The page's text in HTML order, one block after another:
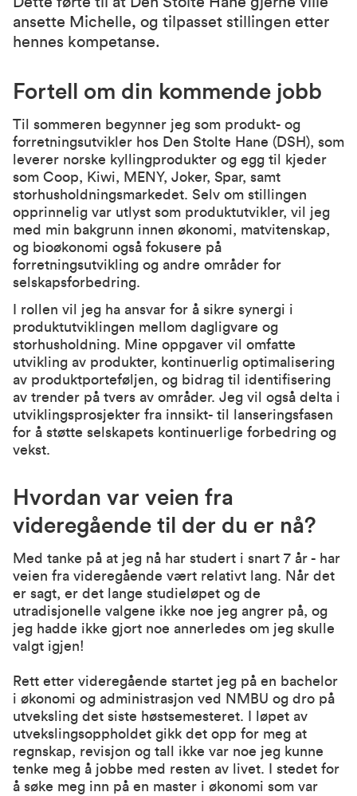
ansette Michelle, og tilpasset stillingen etter
hennes kompetanse.
Fortell om din kommende jobb
Til sommeren begynner jeg som produkt- og
forretningsutvikler hos Den Stolte Hane (DSH), som
leverer norske kyllingprodukter og egg til kjeder
som Coop, Kiwi, MENY, Joker, Spar, samt
storhusholdningsmarkedet. Selv om stillingen
opprinnelig var utlyst som produktutvikler, vil jeg
med min bakgrunn innen økonomi, matvitenskap,
og bioøkonomi også fokusere på
forretningsutvikling og andre områder for
selskapsforbedring.
I rollen vil jeg ha ansvar for å sikre synergi i
produktutviklingen mellom dagligvare og
storhusholdning. Mine oppgaver vil omfatte
utvikling av produkter, kontinuerlig optimalisering
av produktporteføljen, og bidrag til identifisering
av trender på tvers av områder. Jeg vil også delta i
utviklingsprosjekter fra innsikt- til lanseringsfasen
for å støtte selskapets kontinuerlige forbedring og
vekst.
Hvordan var veien fra
videregående til der du er nå?
Med tanke på at jeg nå har studert i snart 7 år - har
veien fra videregående vært relativt lang. Når det
er sagt, er det lange studieløpet og de
utradisjonelle valgene ikke noe jeg angrer på, og
jeg hadde ikke gjort noe annerledes om jeg skulle
valgt igjen!
Rett etter videregående startet jeg på en bachelor
i økonomi og administrasjon ved NMBU og dro på
utveksling det siste høstsemesteret. I løpet av
utvekslingsoppholdet gikk det opp for meg at
regnskap, revisjon og tall ikke var noe jeg kunne
tenke meg å jobbe med resten av livet. I stedet for
å søke meg inn på en master i økonomi som var